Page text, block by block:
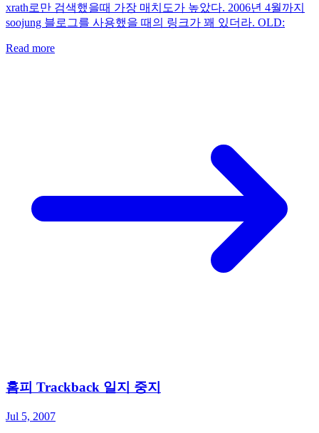
xrath로만 검색했을때 가장 매치도가 높았다. 2006년 4월까지
soojung 블로그를 사용했을 때의 링크가 꽤 있더라. OLD:
Read more
홈피 Trackback 일지 중지
Jul 5, 2007